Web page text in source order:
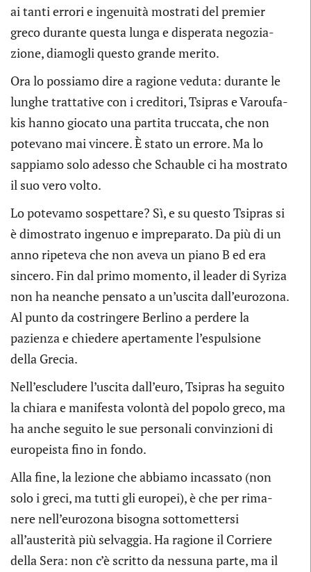
ai tanti errori e inge­nuità mostrati del pre­mier
greco durante que­sta lunga e dispe­rata nego­zia­
zione, dia­mo­gli que­sto grande merito.
Ora lo pos­siamo dire a ragione veduta: durante le
lun­ghe trat­ta­tive con i cre­di­tori, Tsi­pras e Varou­fa­
kis hanno gio­cato una par­tita truc­cata, che non
pote­vano mai vin­cere. È stato un errore. Ma lo
sap­piamo solo adesso che Schau­ble ci ha mostrato
il suo vero volto.
Lo pote­vamo sospet­tare? Sì, e su que­sto Tsi­pras si
è dimo­strato inge­nuo e impre­pa­rato. Da più di un
anno ripe­teva che non aveva un piano B ed era
sin­cero. Fin dal primo momento, il lea­der di Syriza
non ha nean­che pen­sato a un’uscita dall’eurozona.
Al punto da costrin­gere Ber­lino a per­dere la
pazienza e chie­dere aper­ta­mente l’espulsione
della Grecia.
Nell’escludere l’uscita dall’euro, Tsi­pras ha seguito
la chiara e mani­fe­sta volontà del popolo greco, ma
ha anche seguito le sue per­so­nali con­vin­zioni di
euro­pei­sta fino in fondo.
Alla fine, la lezione che abbiamo incas­sato (non
solo i greci, ma tutti gli euro­pei), è che per rima­
nere nell’eurozona biso­gna sot­to­met­tersi
all’austerità più sel­vag­gia. Ha ragione il Cor­riere
della Sera: non c’è scritto da nes­suna parte, ma il